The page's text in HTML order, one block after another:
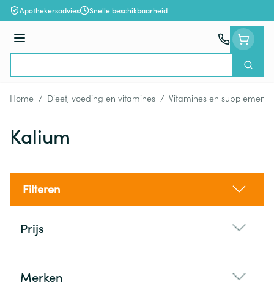
Ga naar de inhoud
Apothekersadvies Snelle beschikbaarheid
Menu
Zoek
Home / Dieet, voeding en vitamines / Vitamines en
Kalium
Filteren
Prijs
Merken